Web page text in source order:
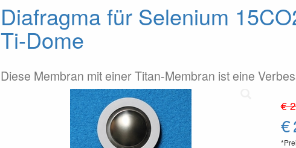
Diafragma für Selenium
Ti-Dome
Diese Membran mit einer Titan-Membran ist eine
€
€